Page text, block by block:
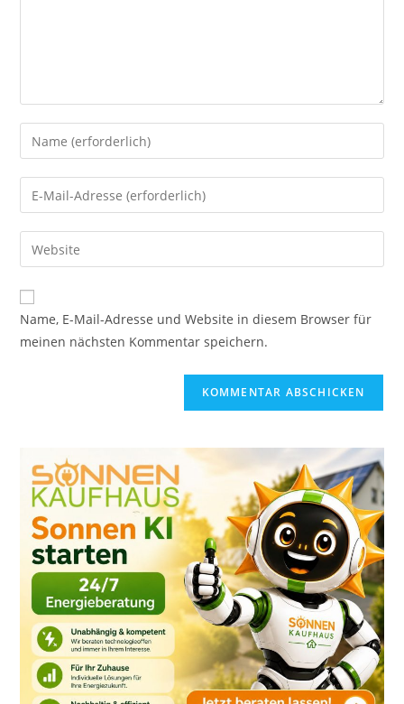
Gib
deinen
Namen
oder
zum
Kommentieren
ein
Gib
deine
E-
Mail-
zum
Kommentieren
ein
Gib
deine
Website-
URL
Name, E-Mail-Adresse und Website in diesem Browser für
meinen nächsten Kommentar speichern.